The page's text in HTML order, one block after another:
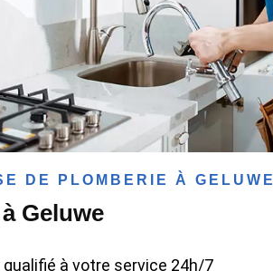
DE PLOMBERIE À GELUWE
Geluwe
qualifié à votre service 24h/7